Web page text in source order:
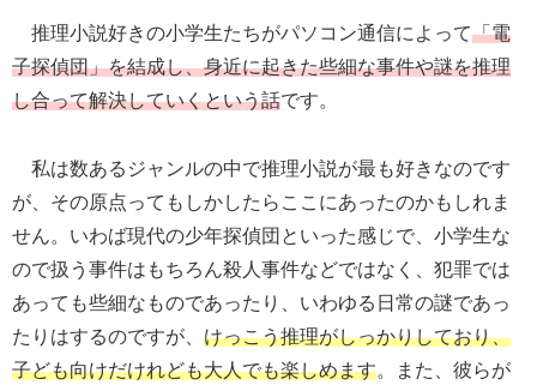
推理小説好きの小学生たちがパソコン通信によって「電
子探偵団」を結成し、身近に起きた些細な事件や謎を推理
し合って解決していくという話です。
私は数あるジャンルの中で推理小説が最も好きなのです
が、その原点ってもしかしたらここにあったのかもしれま
せん。いわば現代の少年探偵団といった感じで、小学生な
ので扱う事件はもちろん殺人事件などではなく、犯罪では
あっても些細なものであったり、いわゆる日常の謎であっ
たりはするのですが、 けっこう推理がしっかりしており、
子ども向けだけれども大人でも楽しめます。また、彼らが